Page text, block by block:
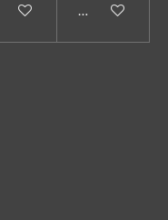
WarenkorbIn den